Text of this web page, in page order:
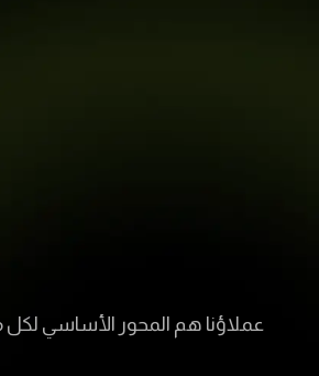
عملاؤنا هم المحور الأساسي